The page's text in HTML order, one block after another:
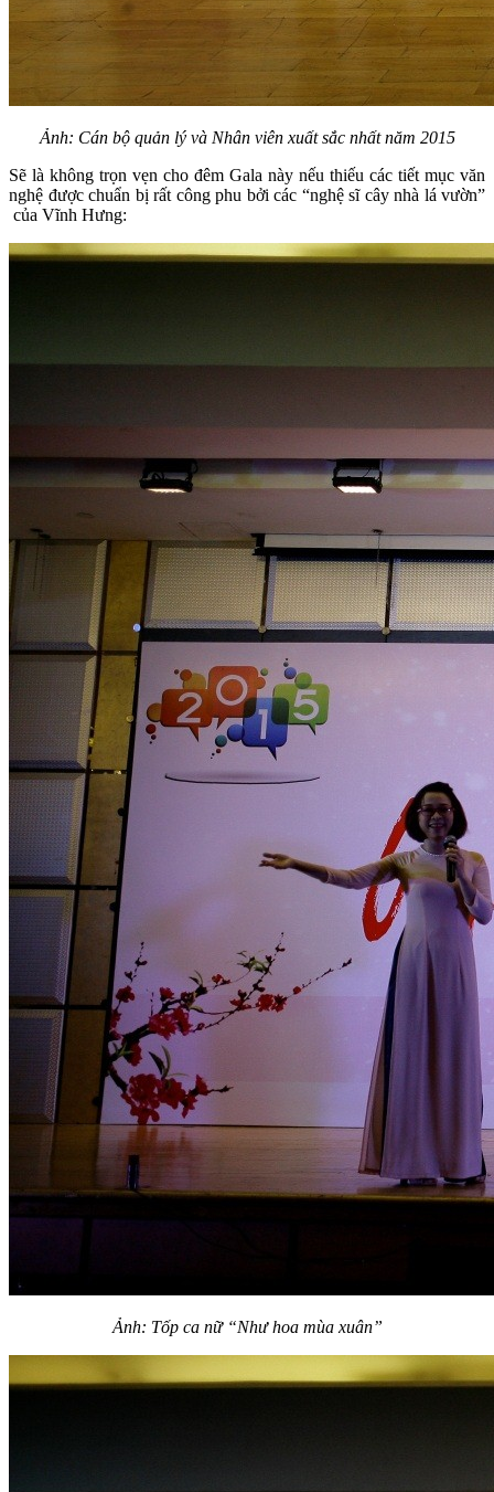
Ảnh: Cán bộ quản lý và Nhân viên xuất sắc nhất năm 2015
Sẽ là không trọn vẹn cho đêm Gala này nếu thiếu các tiết mục văn
nghệ được chuẩn bị rất công phu bởi các “nghệ sĩ cây nhà lá vườn”
của Vĩnh Hưng:
Ảnh: Tốp ca nữ “Như hoa mùa xuân”